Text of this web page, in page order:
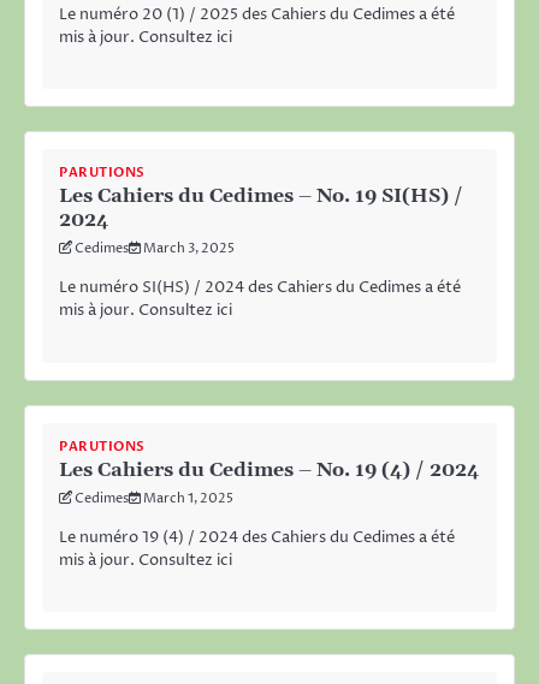
Le numéro 20 (1) / 2025 des Cahiers du Cedimes a été
mis à jour. Consultez ici
PARUTIONS
Les Cahiers du Cedimes – No. 19 SI(HS) /
2024
Cedimes March 3, 2025
Le numéro SI(HS) / 2024 des Cahiers du Cedimes a été
mis à jour. Consultez ici
PARUTIONS
Les Cahiers du Cedimes – No. 19 (4) / 2024
Cedimes March 1, 2025
Le numéro 19 (4) / 2024 des Cahiers du Cedimes a été
mis à jour. Consultez ici